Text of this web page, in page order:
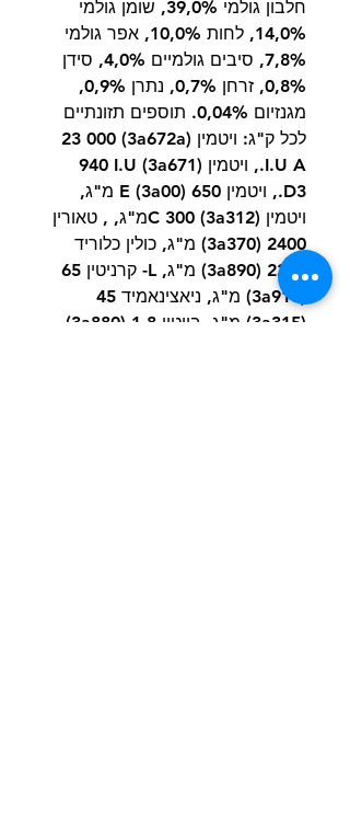
חלבון גולמי 39,0%, שומן גולמי
14,0%, לחות 10,0%, אפר גולמי
7,8%, סיבים גולמיים 4,0%, סידן
0,8%, זרחן 0,7%, נתרן 0,9%,
מגנזיום 0,04%. תוספים תזונתיים
לכל ק"ג: ויטמין (3a672a) 23 000
I.U A., ויטמין (3a671) 940 I.U
D3., ויטמין E (3a00) 650 מ"ג,
ויטמין (3a312) C 300מ"ג, , טאורין
2400 (3a370) מ"ג, כולין כלוריד
2200 (3a890) מ"ג, L- קרניטין 65
(3a910) מ"ג, ניאצינאמיד 45
(3a315) מ"ג, ביוטין 1,8 (3a880)